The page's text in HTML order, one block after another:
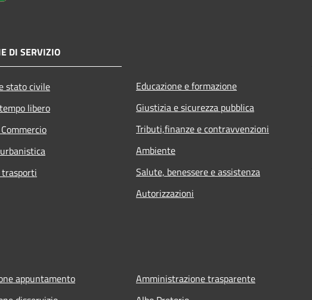
DI SERVIZIO
stato civile
libero
Educazione e formazione
Giustizia e sicurezza pubblica
Tributi,finanze e contravvenzioni
Ambiente
Salute, benessere e assistenza
Autorizzazioni
appuntamento
Amministrazione trasparente